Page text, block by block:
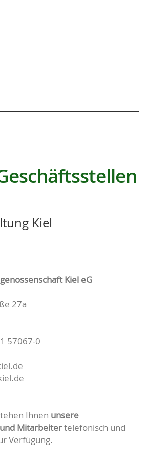
Kiel
Kiel eG
27a
57067-0
Ihnen unsere
Mitarbeitertelefonisch und
Verfügung.